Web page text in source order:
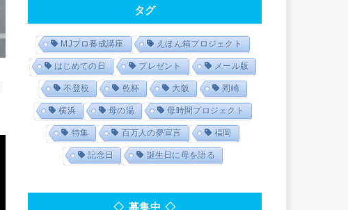
タグ
MJプロ養成講座 えほん箱プロジェクト
はじめての日 プレゼント メール版
不登校 乾杯 大阪 岡崎
横浜 母の湯 母時間プロジェクト
特集 百万人の夢宣言 福岡
記念日 誕生日に母を語る
◇ 募集中 ◇